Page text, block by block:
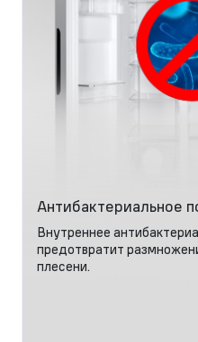
Антибактериальное
Внутреннее
предотвратит
плесени.